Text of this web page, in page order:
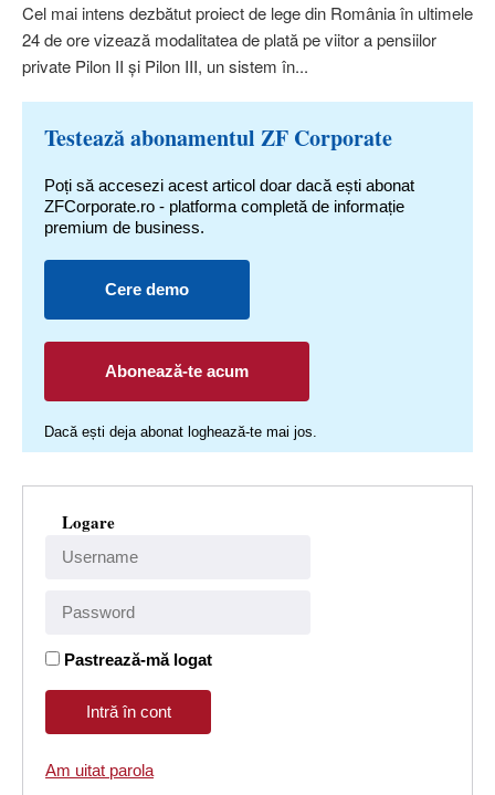
Cel mai intens dezbătut proiect de lege din România în ultimele
24 de ore vizează modalitatea de plată pe viitor a pensiilor
private Pilon II şi Pilon III, un sistem în...
Testează abonamentul ZF Corporate
Poți să accesezi acest articol doar dacă ești abonat
ZFCorporate.ro - platforma completă de informație
premium de business.
Cere demo
Abonează-te acum
Dacă ești deja abonat loghează-te mai jos.
Logare
Pastrează-mă logat
Am uitat parola